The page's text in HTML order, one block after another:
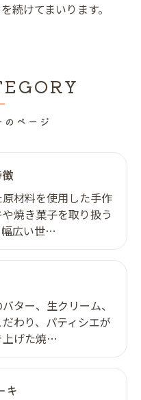
続けてまいります。
のページ
材料を使用した手作
焼き菓子を取り扱う
幅広い世…
ター、生クリーム、
わり、パティシエが
上げた焼…
キ